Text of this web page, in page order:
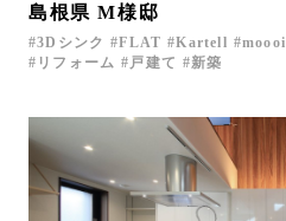
オンライン見積もり
島根県 M様邸
3Dシンク FLAT Kartell moooi
リフォーム
戸建て 新築